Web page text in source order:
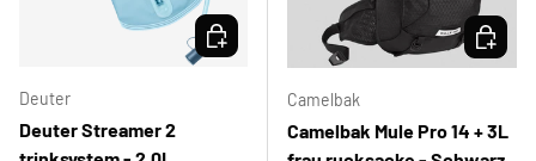
Deuter
Deuter Streamer 2
OPTIONEN AUSWÄHLEN
Camelbak
Camelbak Mule Pro 14 + 3L